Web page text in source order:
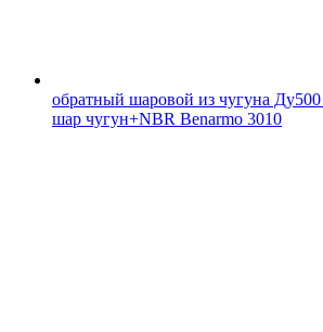
обратный шаровой из чугуна
шар чугун+NBR Benarmo 3010